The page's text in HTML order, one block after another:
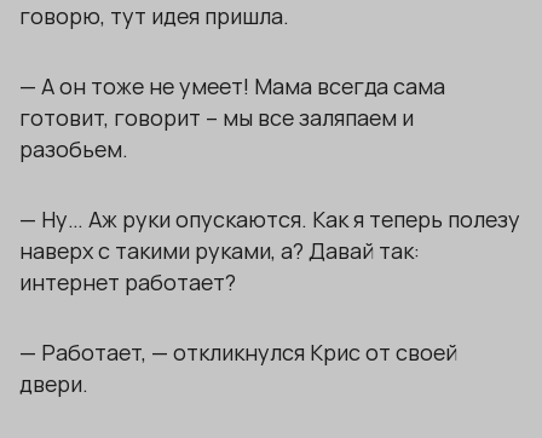
говорю, тут идея пришла.
— А он тоже не умеет! Мама всегда сама
готовит, говорит – мы все заляпаем и
разобьем.
— Ну… Аж руки опускаются. Как я теперь полезу
наверх с такими руками, а? Давай так:
интернет работает?
— Работает, — откликнулся Крис от своей
двери.